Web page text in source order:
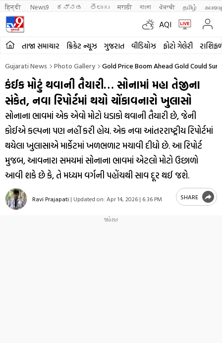
हिन्दी News9 ಕನ್ನಡ తెలుగు मराठी বাংলা ਪੰਜਾਬੀ தமிழ்
AQI
તાજા સમાચાર ક્રિકેટ ન્યૂઝ ગુજરાત વીડિયોઝ ફોટો ગેલેરી
Gujarati News Photo Gallery Gold Price Boom Ahead Gold Could
કંઈક મોટું થવાની તૈયારી… સોનામાં મહા તેજીના
સંકેત, નવા રિપોર્ટમાં થયો ચોંકાવનારો ખુલાસો
સોનાના ભાવમાં એક એવો મોટો ધડાકો થવાની તૈયારી છે, જેની
કોઈએ કલ્પના પણ નહીં કરી હોય. એક નવા આંતરરાષ્ટ્રીય રિપોર્ટમાં
થયેલા ખુલાસાએ માર્કેટમાં ખળભળાટ મચાવી દીધો છે. આ રિપોર્ટ
મુજબ, આવનારા સમયમાં સોનાના ભાવમાં એટલો મોટો ઉછાળો
આવી શકે છે કે, તે મધ્યમ વર્ગની પહોંચથી સાવ દૂર થઈ જશે.
Ravi Prajapati | Updated on: Apr 14, 2026 | 6:36 PM SHARE